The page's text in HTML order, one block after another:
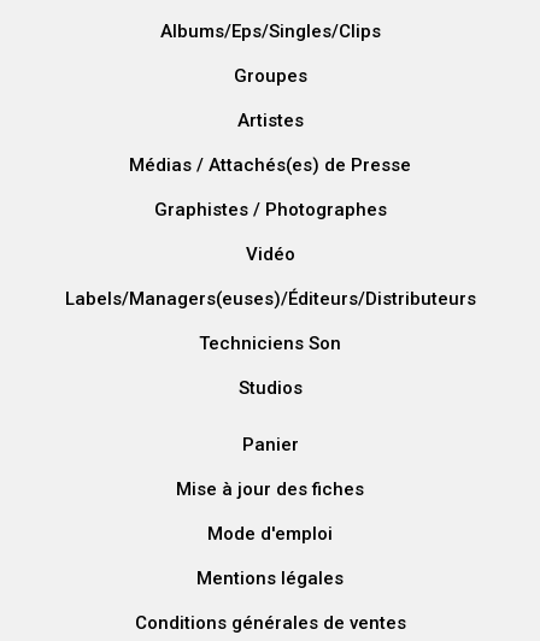
Albums/Eps/Singles/Clips
Groupes
Artistes
Médias / Attachés(es) de Presse
Graphistes / Photographes
Vidéo
Labels/Managers(euses)/Éditeurs/Distributeurs
Techniciens Son
Studios
Panier
Mise à jour des fiches
Mode d'emploi
Mentions légales
Conditions générales de ventes